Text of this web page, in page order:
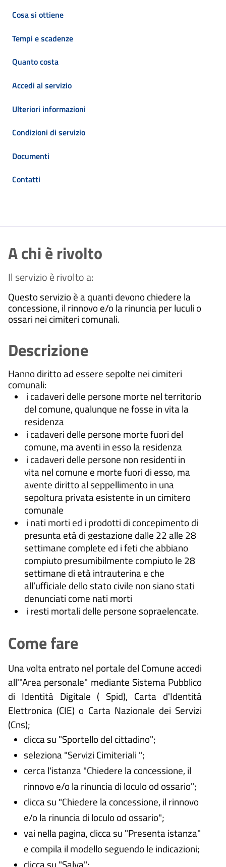
Cosa si ottiene
Tempi e scadenze
Quanto costa
Accedi al servizio
Ulteriori informazioni
Condizioni di servizio
Documenti
Contatti
A chi è rivolto
Il servizio è rivolto a:
Questo servizio è a quanti devono chiedere la
concessione, il rinnovo e/o la rinuncia per luculi o
ossari nei cimiteri comunali.
Descrizione
Hanno diritto ad essere sepolte nei cimiteri
comunali:
i cadaveri delle persone morte nel territorio
del comune, qualunque ne fosse in vita la
residenza
i cadaveri delle persone morte fuori del
comune, ma aventi in esso la residenza
i cadaveri delle persone non residenti in
vita nel comune e morte fuori di esso, ma
avente diritto al seppellimento in una
sepoltura privata esistente in un cimitero
comunale
i nati morti ed i prodotti di concepimento di
presunta età di gestazione dalle 22 alle 28
settimane complete ed i feti che abbiano
compiuto presumibilmente compiuto le 28
settimane di età intrauterina e che
all’ufficiale dello stato civile non siano stati
denunciati come nati morti
i resti mortali delle persone sopraelencate.
Come fare
Una volta entrato nel portale del Comune accedi
all'"Area personale" mediante Sistema Pubblico
di Identità Digitale ( Spid), Carta d'Identità
Elettronica (CIE) o Carta Nazionale dei Servizi
(Cns);
clicca su "Sportello del cittadino";
seleziona "Servizi Cimiteriali ";
cerca l'istanza "Chiedere la concessione, il
rinnovo e/o la rinuncia di loculo od ossario";
clicca su "Chiedere la concessione, il rinnovo
e/o la rinuncia di loculo od ossario";
vai nella pagina, clicca su "Presenta istanza"
e compila il modello seguendo le indicazioni;